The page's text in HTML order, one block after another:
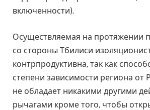
включенности).
Осуществляемая на протяжении
со стороны Тбилиси
контрпродуктивна, так как
степени зависимости региона от
не обладает никакими другими
рычагами кроме того, чтобы